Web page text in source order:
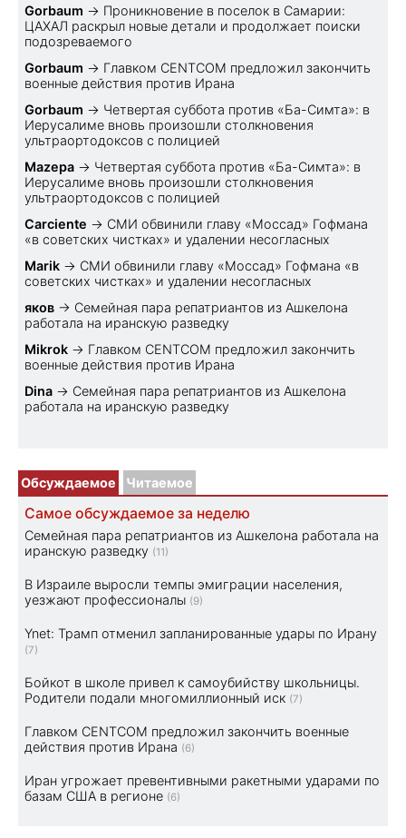
Gorbaum → Проникновение в поселок в Самарии:
ЦАХАЛ раскрыл новые детали и продолжает поиски
подозреваемого
Gorbaum → Главком CENTCOM предложил закончить
военные действия против Ирана
Gorbaum → Четвертая суббота против «Ба-Симта»: в
Иерусалиме вновь произошли столкновения
ультраортодоксов с полицией
Mazepa → Четвертая суббота против «Ба-Симта»: в
Иерусалиме вновь произошли столкновения
ультраортодоксов с полицией
Carciente → СМИ обвинили главу «Моссад» Гофмана
«в советских чистках» и удалении несогласных
Marik → СМИ обвинили главу «Моссад» Гофмана «в
советских чистках» и удалении несогласных
яков → Семейная пара репатриантов из Ашкелона
работала на иранскую разведку
Mikrok → Главком CENTCOM предложил закончить
военные действия против Ирана
Dina → Семейная пара репатриантов из Ашкелона
работала на иранскую разведку
Обсуждаемое Читаемое
Самое обсуждаемое за неделю
Семейная пара репатриантов из Ашкелона работала на
иранскую разведку (11)
В Израиле выросли темпы эмиграции населения,
уезжают профессионалы (9)
Ynet: Трамп отменил запланированные удары по Ирану
(7)
Бойкот в школе привел к самоубийству школьницы.
Родители подали многомиллионный иск (7)
Главком CENTCOM предложил закончить военные
действия против Ирана (6)
Иран угрожает превентивными ракетными ударами по
базам США в регионе (6)